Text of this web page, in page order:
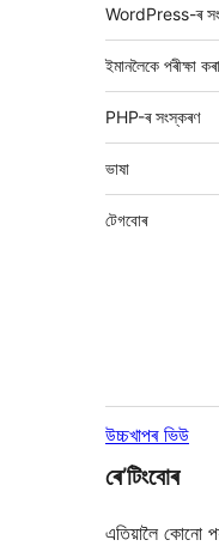
WordPress-ৰ
ইমানলৈকে পৰীক্ষা
PHP-ৰ সংস্কৰণ
ভাষা
টেগবোৰ
উচ্চখাপৰ ভিউ
ৰে’টিংবোৰ
এতিয়ালৈ কোনো